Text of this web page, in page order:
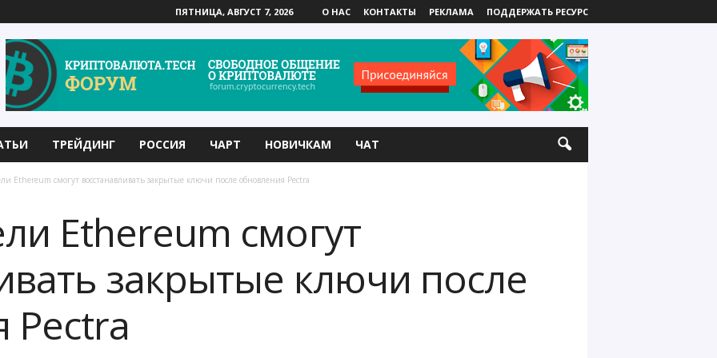
ПЯТНИЦА, АВГУСТ 7, 2026 О НАС КОНТАКТЫ РЕКЛАМА ПОДДЕРЖАТЬ РЕСУРС
ТРЕЙДИНГ РОССИЯ ЧАРТ НОВИЧКАМ ЧАТ
Ethereum смогут восстанавливать закрытые ключи после обновления Pectra
Ethereum смогут
закрытые ключи после
Pectra